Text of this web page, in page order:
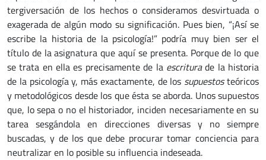
tergiversación de los hechos o consideramos desvirtuada o
exagerada de algún modo su significación. Pues bien, “¡Así se
escribe la historia de la psicología!” podría muy bien ser el
título de la asignatura que aquí se presenta. Porque de lo que
se trata en ella es precisamente de la escriturade la historia
de la psicología y, más exactamente, de los supuestosteóricos
y metodológicos desde los que ésta se aborda. Unos supuestos
que, lo sepa o no el historiador, inciden necesariamente en su
tarea sesgándola en direcciones diversas y no siempre
buscadas, y de los que debe procurar tomar conciencia para
neutralizar en lo posible su influencia indeseada.